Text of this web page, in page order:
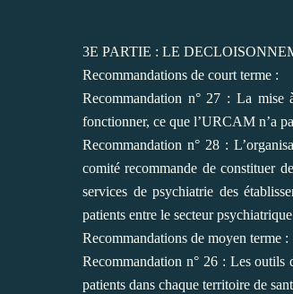
3E PARTIE : LE
Recommandations de court terme :
Recommandation n° 27 : La mise
fonctionner, ce que l’URCAM n’a
Recommandation n° 28 :
comité recommande de constituer
services de psychiatrie des
patients entre le secteur
Recommandations de moyen terme :
Recommandation n° 26 : Les
patients dans chaque territoire de